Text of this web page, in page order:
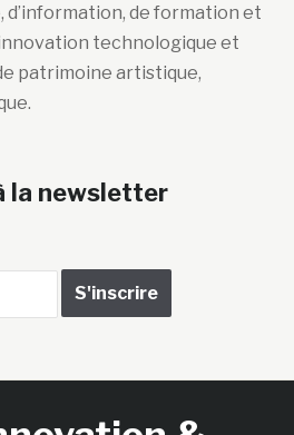
de formation et
technologique et
patrimoine artistique,
la newsletter